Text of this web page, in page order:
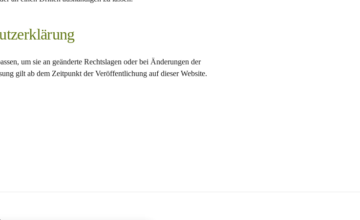
um sie an geänderte Rechtslagen oder bei Änderungen der
gilt ab dem Zeitpunkt der Veröffentlichung auf dieser Website.